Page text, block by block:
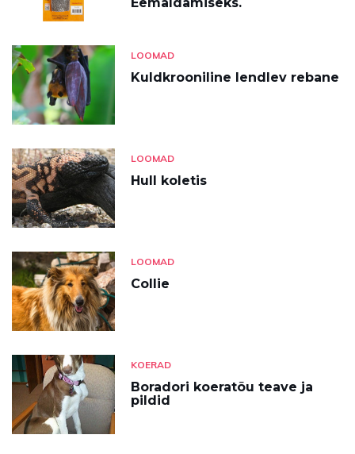
LOOMAD
Kuldkrooniline lendlev rebane
LOOMAD
Hull koletis
LOOMAD
Collie
KOERAD
Boradori koeratõu teave ja
pildid